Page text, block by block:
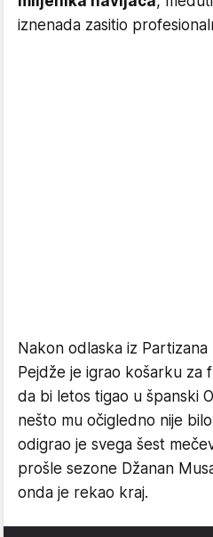
iznenada zasitio
Nakon odlaska iz
Pejdže je igrao košarku za
da bi letos tigao u španski
nešto mu očigledno nije
odigrao je svega šest
prošle sezone Džanan
onda je rekao kraj.